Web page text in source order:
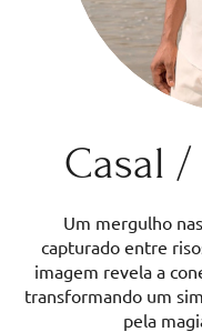
Casal /
Um mergulho
capturado entre
imagem revela a
transformando um
pela